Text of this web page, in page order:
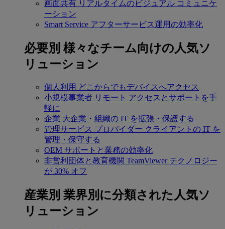
画面共有 リアルタイムのビジュアル コミュニケ
ーション
Smart Service アフターサービス運用の効率化
必要別 様々なチーム向けの人気ソ
リューション
個人利用 どこからでもデバイスへアクセス
小規模事業者 リモート アクセスとサポートを手
軽に
企業 大企業・組織の IT を拡張・保護する
管理サービス プロバイダー クライアントの IT を
管理・保守する
OEM サポートと業務の効率化
非営利団体と教育機関 TeamViewer テクノロジー
が 30% オフ
産業別 業界別に分類された人気ソ
リューション